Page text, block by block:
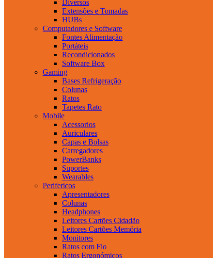
Diversos
Extensões e Tomadas
HUBs
Computadores e Software
Fontes Alimentação
Portáteis
Recondicionados
Software Box
Gaming
Bases Refrigeração
Colunas
Ratos
Tapetes Rato
Mobile
Acessorios
Auriculares
Capas e Bolsas
Carregadores
PowerBanks
Suportes
Wearables
Perifericos
Apresentadores
Colunas
Headphones
Leitores Cartões Cidadão
Leitores Cartões Memória
Monitores
Ratos com Fio
Ratos Ergonómicos